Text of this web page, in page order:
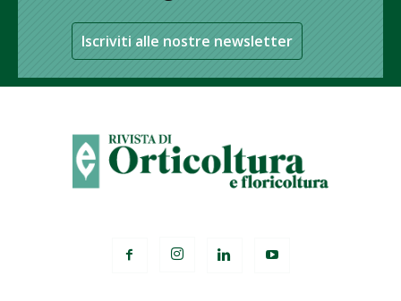
Iscriviti alle nostre newsletter